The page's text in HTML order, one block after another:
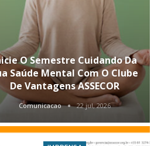
O Semestre Cuidando Da
Saúde Mental Com O Clube
De Vantagens ASSECOR
Comunicacao 22 jul, 2026